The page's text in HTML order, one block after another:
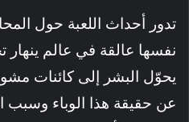
تدور أحداث اللعبة حول
نفسها عالقة في عالم
يحوّل البشر إلى كائنات
عن حقيقة هذا الوباء وسبب